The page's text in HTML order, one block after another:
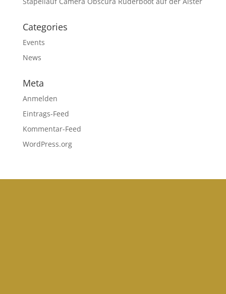
Categories
Events
News
Meta
Anmelden
Eintrags-Feed
Kommentar-Feed
WordPress.org